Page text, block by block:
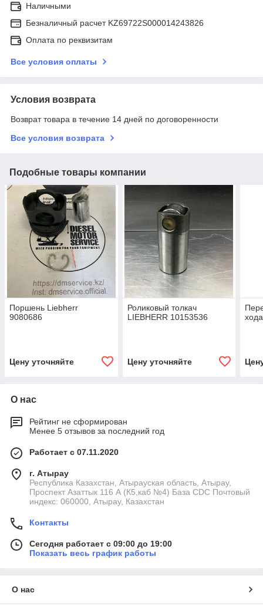
Наличными
Безналичный расчет KZ69722S000014243826
Оплата по реквизитам
Все условия оплаты
Условия возврата
Возврат товара в течение 14 дней по договоренности
Все условия возврата
Подобные товары компании
Поршень Liebherr
9080686
Цену уточняйте
Роликовый толкач
LIEBHERR 10153536
Цену уточняйте
О нас
Рейтинг не сформирован
Менее 5 отзывов за последний год
Работает с 07.11.2020
г. Атырау
Республика Казахстан, Атырауская область, Атырау,
Проспект Азаттык 116 А (К5,каб №4) База CDC Почтовый
индекс: 060000, Атырау, Казахстан
Контакты
Сегодня работает с 09:00 до 19:00
Показать весь график работы
О нас